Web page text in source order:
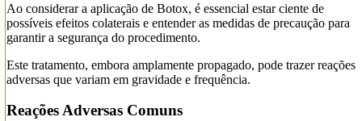
Ao considerar a aplicação de Botox, é essencial estar ciente de
possíveis efeitos colaterais e entender as medidas de precaução para
garantir a segurança do procedimento.
Este tratamento, embora amplamente propagado, pode trazer reações
adversas que variam em gravidade e frequência.
Reações Adversas Comuns